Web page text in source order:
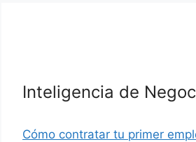
Inteligencia de
Cómo contratar tu primer